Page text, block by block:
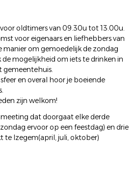
oldtimers van 09.30u tot 13.00u.
voor eigenaars en liefhebbers van
manier om gemoedelijk de zondag
de mogelijkheid om iets te drinken in
gemeentehuis.
en overal hoor je boeiende
zijn welkom!
dat doorgaat elke derde
ervoor op een feestdag) en drie
te Izegem(april, juli, oktober)